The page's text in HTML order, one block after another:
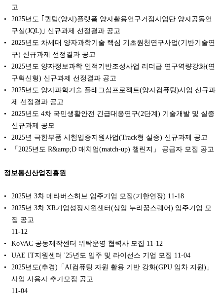
고
2025년도 ｢퀀텀(양자)플랫폼 양자활용연구거점사업단 양자공동연
구실(JQL)｣ 신규과제 선정결과 공고
2025년도 차세대 양자과학기술 핵심 기초원천연구사업(기반기술연
구) 신규과제 선정결과 공고
2025년도 양자정보과학 인적기반조성사업 리더급 연구역량강화(연
구혁신형) 신규과제 선정결과 공고
2025년도 양자과학기술 플래그십프로젝트(양자컴퓨팅)사업 신규과
제 선정결과 공고
2025년도 4차 국민생활안전 긴급대응연구(2단계) 기술개발 및 실증
신규과제 공모
2025년 극한부품 시험입증지원사업(Track형 실증) 신규과제 공고
「2025년도 R&amp;D 매치업(match-up) 챌린지」 공급자 모집 공고
정보통신산업진흥원
2025년 3차 메타버스허브 입주기업 모집(기한연장) 11-18
2025년 3차 XR기업성장지원센터(상암 누리꿈스퀘어) 입주기업 모
집 공고
11-12
KoVAC 공동제작센터 위탁운영 협력사 모집 11-12
UAE IT지원센터 '25년도 입주 및 라이선스 기업 모집 11-04
2025년도(추경)「AI컴퓨팅 자원 활용 기반 강화(GPU 임차 지원)」
사업 사용자 추가모집 공고
11-04